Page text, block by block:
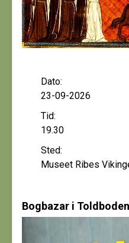
Dato:
23-09-2026
Tid:
19.30
Sted:
Museet Ribes
Bogbazar i